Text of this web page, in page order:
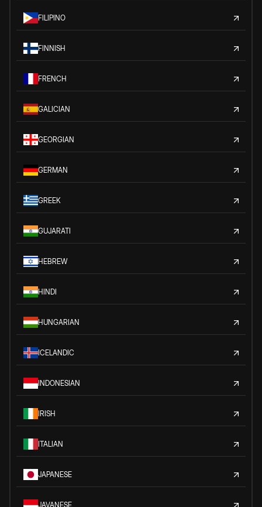
FILIPINO
FINNISH
FRENCH
GALICIAN
GEORGIAN
GERMAN
GREEK
GUJARATI
HEBREW
HINDI
HUNGARIAN
ICELANDIC
INDONESIAN
IRISH
ITALIAN
JAPANESE
JAVANESE